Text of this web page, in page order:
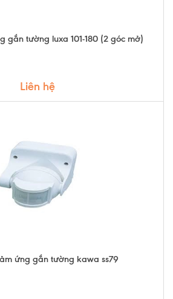
gắn tường luxa 101-180 (2 góc mở)
Liên hệ
ứng gắn tường kawa ss79